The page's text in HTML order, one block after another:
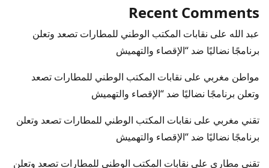
Recent Comments
عبد الله على نقابات المكتب الوطني للمطارات تصعد وتعلن
برنامجًا نضاليًا ضد “الإقصاء والتهميش
مواطن مغربي على نقابات المكتب الوطني للمطارات تصعد
وتعلن برنامجًا نضاليًا ضد “الإقصاء والتهميش
تقني مغربي على نقابات المكتب الوطني للمطارات تصعد وتعلن
برنامجًا نضاليًا ضد “الإقصاء والتهميش
تقني مطاري على نقابات المكتب الوطني للمطارات تصعد وتعلن